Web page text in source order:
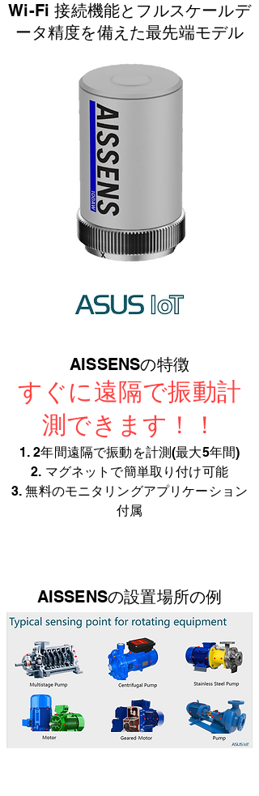
Wi-Fi 接続機能とフルスケールデ
ータ精度を備えた最先端モデル
AISSENSの特徴
すぐに遠隔で振動計
測できます！！
1. 2年間遠隔で振動を計測(最大5年間)
2. マグネットで簡単取り付け可能
3. 無料のモニタリングアプリケーション
付属
AISSENSの設置場所の例